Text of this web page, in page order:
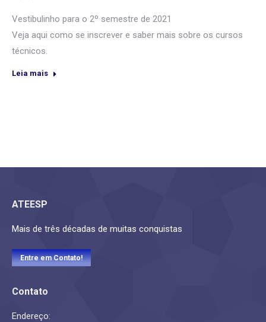
Vestibulinho para o 2º semestre de 2021
Veja aqui como se inscrever e saber mais sobre os cursos
técnicos.
Leia mais
ATEESP
Mais de três décadas de muitas conquistas
Entre em Contato!
Contato
Endereço: